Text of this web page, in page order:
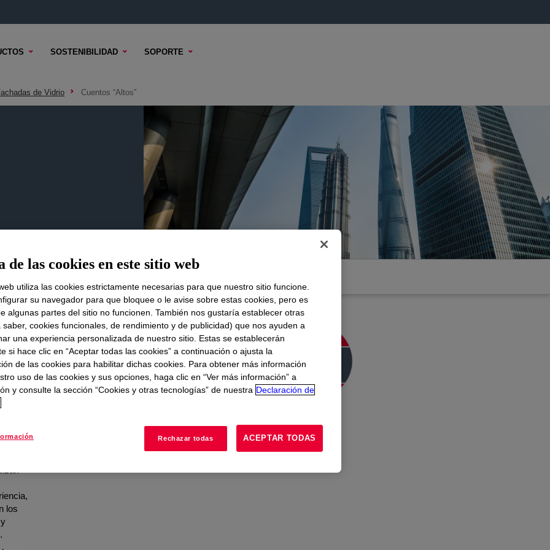
SOSTENIBILIDAD SOPORTE
de Vidrio Cuentos “Altos”
para
sostenibles y
los
de las cookies en este sitio web
utiliza las cookies estrictamente necesarias para que nuestro sitio funcione.
su navegador para que bloquee o le avise sobre estas cookies, pero es
algunas partes del sitio no funcionen. También nos gustaría establecer otras
saber, cookies funcionales, de rendimiento y de publicidad) que nos ayuden a
una experiencia personalizada de nuestro sitio. Estas se establecerán
si hace clic en “Aceptar todas las cookies” a continuación o ajusta la
de las cookies para habilitar dichas cookies. Para obtener más información
uso de las cookies y sus opciones, haga clic en “Ver más información” a
y consulte la sección “Cookies y otras tecnologías” de nuestra Declaración de
Rechazar todas ACEPTAR TODAS